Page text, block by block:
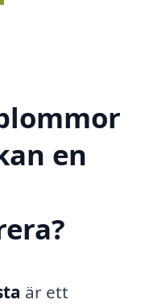
en
är ett